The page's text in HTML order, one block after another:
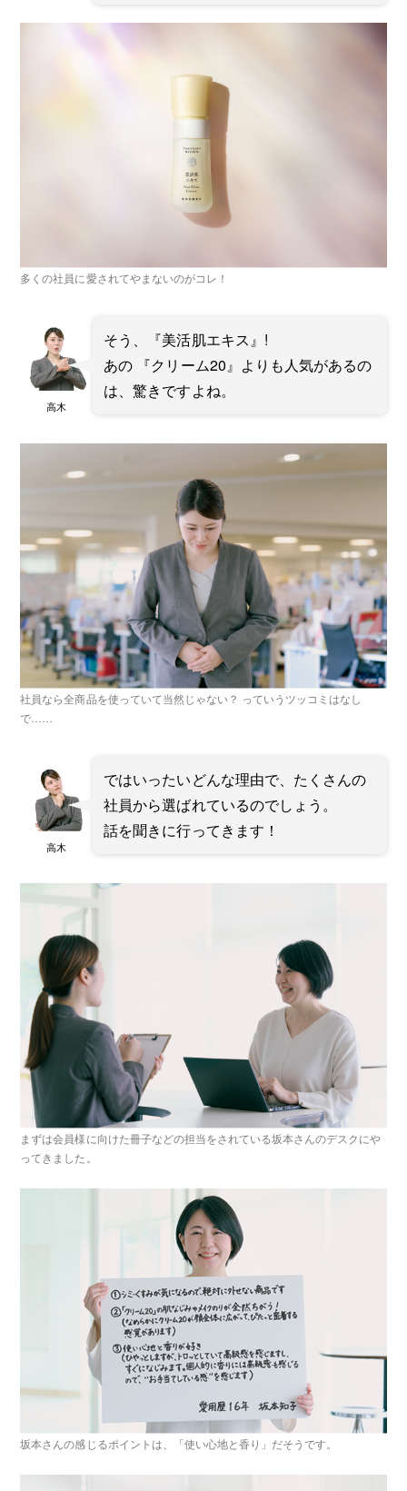
多くの社員に愛されてやまないのがコレ！
高木
そう、『美活肌エキス』!
あの 『クリーム20』よりも人気があるの
は、驚きですよね。
社員なら全商品を使っていて当然じゃない？ っていうツッコミはなし
で……
高木
ではいったいどんな理由で、たくさんの
社員から選ばれているのでしょう。
話を聞きに行ってきます！
まずは会員様に向けた冊子などの担当をされている坂本さんのデスクにや
ってきました。
坂本さんの感じるポイントは、「使い心地と香り」だそうです。